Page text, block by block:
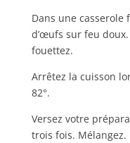
Dans une casserole
d’œufs sur feu
fouettez.
Arrêtez la cuisson
82°.
Versez votre
trois fois. Mélangez.